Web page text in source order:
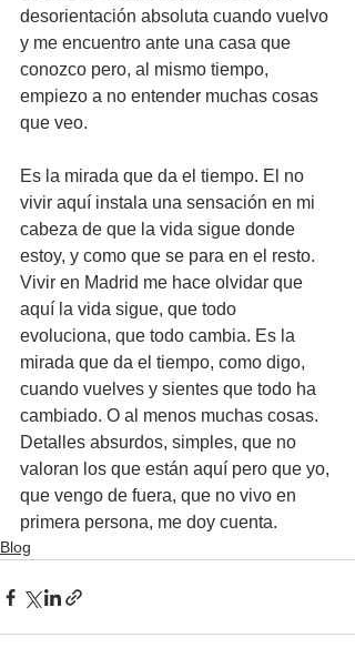
desorientación absoluta cuando vuelvo
y me encuentro ante una casa que
conozco pero, al mismo tiempo,
empiezo a no entender muchas cosas
que veo.
Es la mirada que da el tiempo. El no
vivir aquí instala una sensación en mi
cabeza de que la vida sigue donde
estoy, y como que se para en el resto.
Vivir en Madrid me hace olvidar que
aquí la vida sigue, que todo
evoluciona, que todo cambia. Es la
mirada que da el tiempo, como digo,
cuando vuelves y sientes que todo ha
cambiado. O al menos muchas cosas.
Detalles absurdos, simples, que no
valoran los que están aquí pero que yo,
que vengo de fuera, que no vivo en
primera persona, me doy cuenta.
Blog